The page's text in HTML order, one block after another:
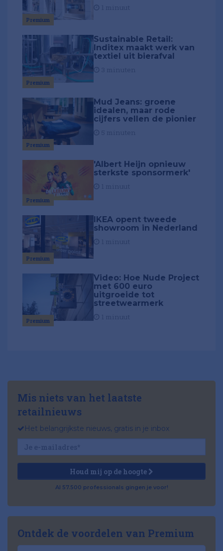
Premium
Premium
Sustainable Retail:
Inditex maakt werk van
textiel uit bierafval
Premium
Mud Jeans: groene
idealen, maar rode
cijfers vellen de pionier
Premium
'Albert Heijn opnieuw
sterkste sponsormerk'
Premium
IKEA opent tweede
showroom in Nederland
Premium
Video: Hoe Nude Project
met 600 euro
uitgroeide tot
streetwearmerk
Mis niets van het laatste
retailnieuws
Het belangrijkste nieuws, gratis in je inbox
Houd mij op de hoogte
Al 57.500 professionals gingen je voor!
Ontdek de voordelen van Premium